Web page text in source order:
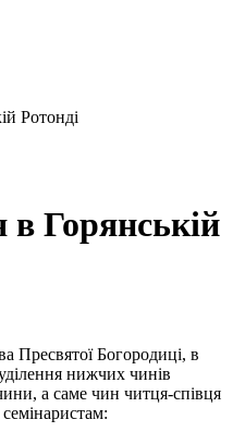
Ротонді
Горянській
Пресвятої Богородиці, в
нижчих чинів
а саме чин читця-співця